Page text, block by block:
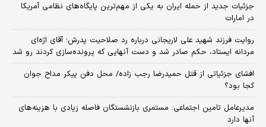
جزئیات جدید از حمله ایران به یکی از مهم‌ترین پایگاه‌های نظامی آمریکا
در امارات
روایت فرزند شهید علی لاریجانی درباره رد صلاحیت پدرش؛ آقای اژه‌ای
مردانه ایستاد، حکم صادر شد و دست آنهایی که پرونده‌سازی کردند رو شد
افشای جزئیاتی از قتل حمیدرضا رجب زاده/ محل دفن پیکر مداح جوان
کجا بود؟
مدیرعامل تامین اجتماعی: مستمری بازنشستگان فاصله زیادی با هزینه‌های
آنها دارد